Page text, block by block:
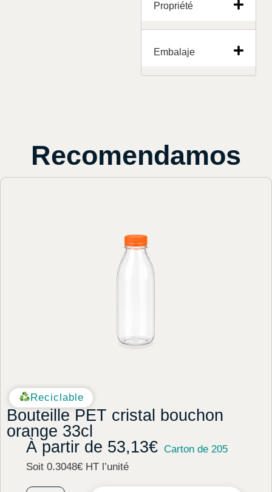
Propriété
Embalaje
Recomendamos
Reciclable
Bouteille PET cristal bouchon
orange 33cl
À partir de 53,13€
Soit 0.3048€ HT l’unité
Carton de 205